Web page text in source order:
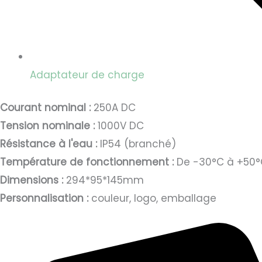
Adaptateur de charge
Courant nominal :250A DC
Tension nominale :1000V DC
Résistance à l'eau :IP54 (branché)
Température de fonctionnement :De -30°C à
Dimensions :294*95*145mm
Personnalisation :couleur, logo, emballage